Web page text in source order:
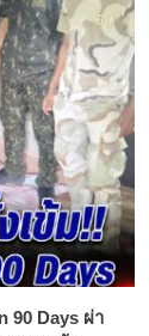
90 Days ผ่า